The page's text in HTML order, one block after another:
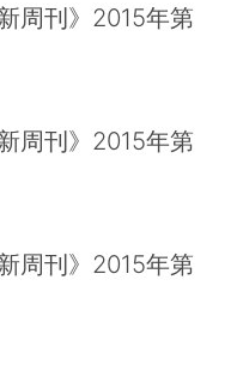
周刊》2015年第
周刊》2015年第
周刊》2015年第